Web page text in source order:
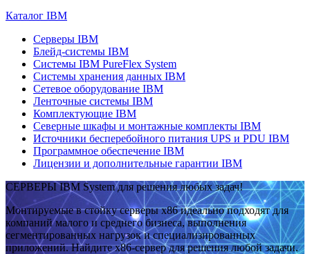
Каталог IBM
Серверы IBM
Блейд-системы IBM
Системы IBM PureFlex System
Системы хранения данных IBM
Сетевое оборудование IBM
Ленточные системы IBM
Комплектующие IBM
Северные шкафы и монтажные комплекты IBM
Источники бесперебойного питания UPS и PDU IBM
Программное обеспечение IBM
Лицензии и дополнительные гарантии IBM
СЕРВЕРЫ IBM System для решения любых задач!
Монтируемые в стойку серверы x86 идеально подходят для
компаний малого и среднего бизнеса, выполнения
сегментированных нагрузок и специализированных
приложений. Найдите x86-сервер для решения любой задачи.